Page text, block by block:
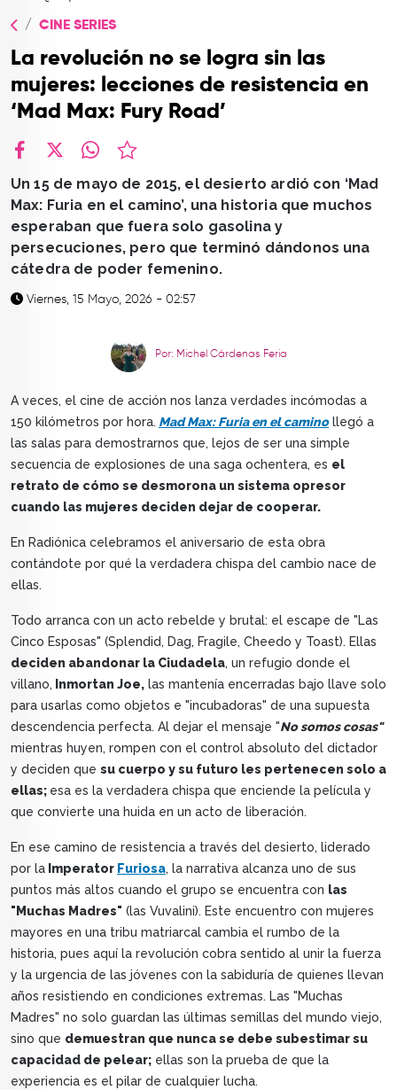
CONTACTO
CINE SERIES
La revolución no se logra sin las
mujeres: lecciones de resistencia en
‘Mad Max: Fury Road’
Un 15 de mayo de 2015, el desierto ardió con ‘Mad
Max: Furia en el camino’, una historia que muchos
esperaban que fuera solo gasolina y
persecuciones, pero que terminó dándonos una
cátedra de poder femenino.
Viernes, 15 Mayo, 2026 - 02:57
Por: Michel Cárdenas Feria
A veces, el cine de acción nos lanza verdades incómodas a
150 kilómetros por hora. Mad Max: Furia en el caminollegó a
las salas para demostrarnos que, lejos de ser una simple
secuencia de explosiones de una saga ochentera, es el
retrato de cómo se desmorona un sistema opresor
cuando las mujeres deciden dejar de cooperar.
En Radiónica celebramos el aniversario de esta obra
contándote por qué la verdadera chispa del cambio nace de
ellas.
Todo arranca con un acto rebelde y brutal: el escape de "Las
Cinco Esposas" (Splendid, Dag, Fragile, Cheedo y Toast). Ellas
deciden abandonar la Ciudadela, un refugio donde el
villano, Inmortan Joe, las mantenía encerradas bajo llave solo
para usarlas como objetos e "incubadoras" de una supuesta
descendencia perfecta. Al dejar el mensaje "No somos cosas"
mientras huyen, rompen con el control absoluto del dictador
y deciden que su cuerpo y su futuro les pertenecen solo a
ellas; esa es la verdadera chispa que enciende la película y
que convierte una huida en un acto de liberación.
En ese camino de resistencia a través del desierto, liderado
por la Imperator Furiosa, la narrativa alcanza uno de sus
puntos más altos cuando el grupo se encuentra con las
"Muchas Madres" (las Vuvalini). Este encuentro con mujeres
mayores en una tribu matriarcal cambia el rumbo de la
historia, pues aquí la revolución cobra sentido al unir la fuerza
y la urgencia de las jóvenes con la sabiduría de quienes llevan
años resistiendo en condiciones extremas. Las "Muchas
Madres" no solo guardan las últimas semillas del mundo viejo,
sino que demuestran que nunca se debe subestimar su
capacidad de pelear; ellas son la prueba de que la
experiencia es el pilar de cualquier lucha.